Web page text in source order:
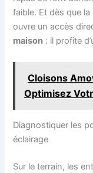
faible. Et dès que la
ouvre un accès
maison : il profite
Cloisons
Optimisez
Diagnostiquer les
éclairage
Sur le terrain, les